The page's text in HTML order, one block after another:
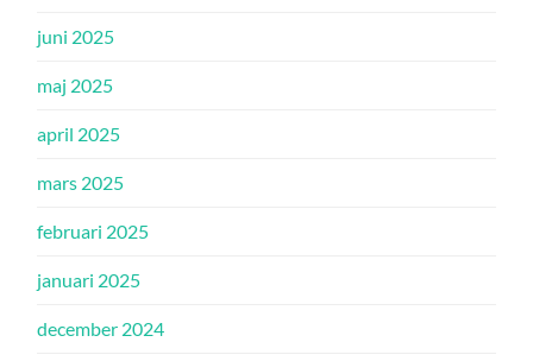
juni 2025
maj 2025
april 2025
mars 2025
februari 2025
januari 2025
december 2024